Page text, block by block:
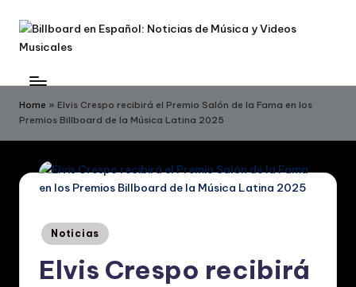
Skip
ill
b
o
a
en
Español:
Noticias
de
Música
y
Videos
Home » Elvis Crespo recibirá el Premio Salón de la Fama en los
Premios Billboard de la Música Latina 2025
Posted
in
Noticias
Elvis Crespo recibirá